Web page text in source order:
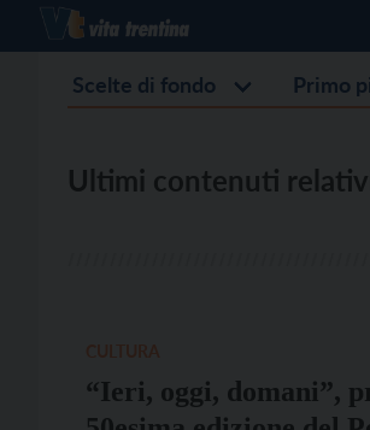
Scelte di fondo Primo
Ultimi contenuti
“Ieri, oggi, domani”,